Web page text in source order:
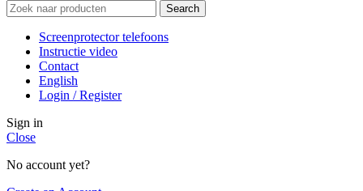
Search
Screenprotector telefoons
Instructie video
Contact
English
Login / Register
Sign in
Close
No account yet?